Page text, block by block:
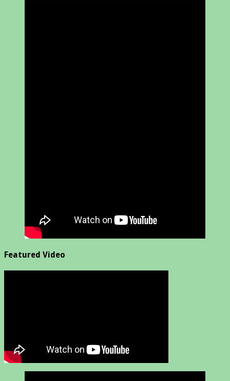
Featured Video